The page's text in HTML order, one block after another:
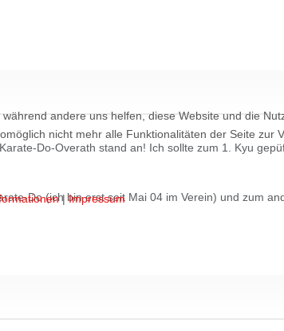
Do-Overath stand an! Ich sollte zum 1. Kyu
Do (ich bin erst seit Mai 04 im Verein) und zum
andere uns helfen, diese Website und die
nicht mehr alle Funktionalitäten der Seite zur
|Impressum